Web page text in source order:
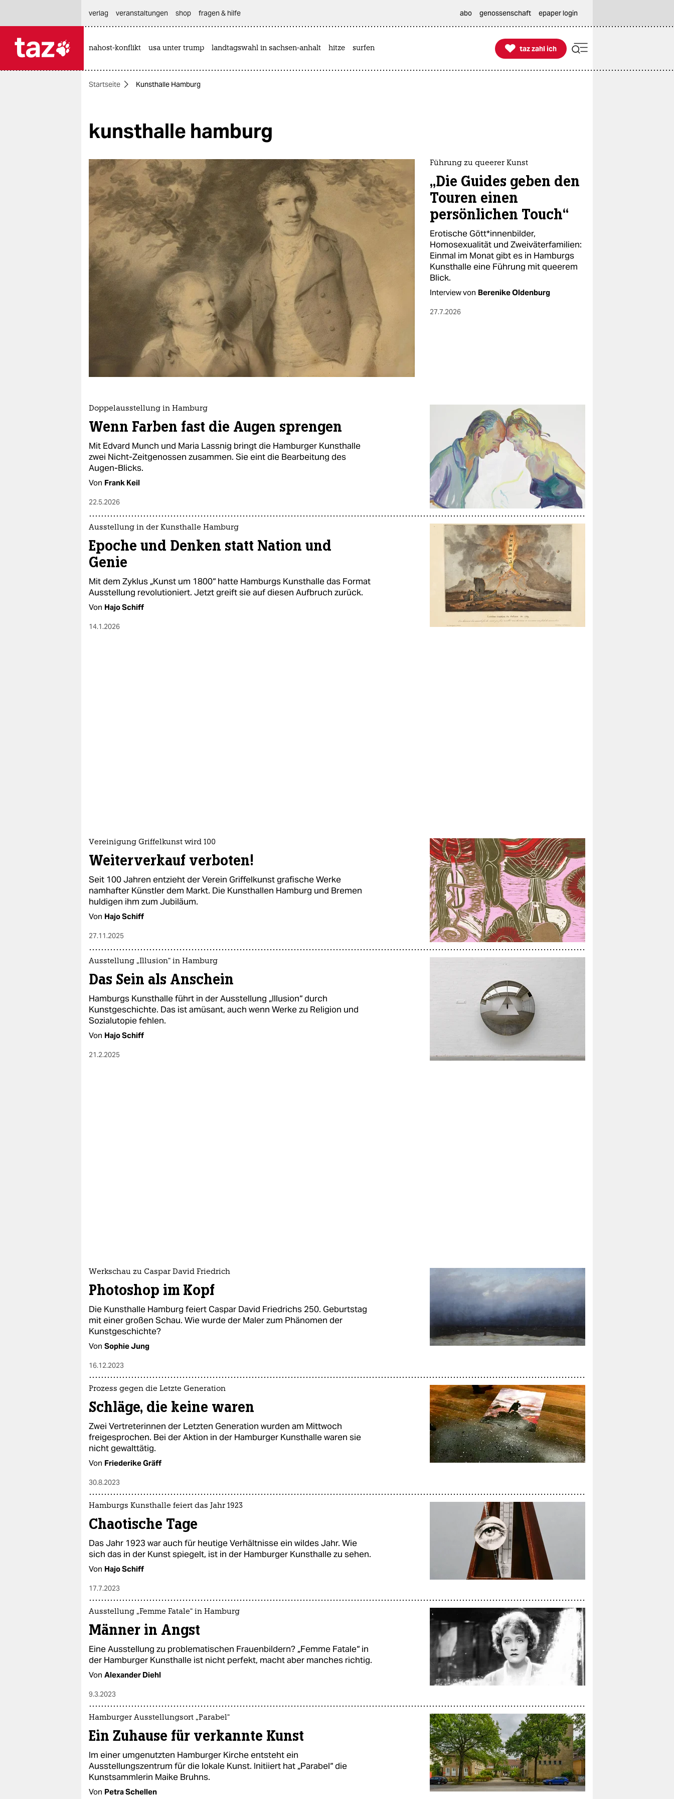
themen
öko
gesellschaft
kultur
sport
berlin
nord
wahrheit
verlag
abo
genossenschaft
epaper login
verlag
veranstaltungen shop fragen & hilfe abo genossenschaft epaper login
nahost-konflikt usa unter trump landtagswahl in sachsen-anhalt hitze surfen 
taz zahl ich
taz zahl ich
Startseite Kunsthalle Hamburg
kunsthalle hamburg
Führung zu queerer Kunst
„Die Guides geben den
Touren einen
persönlichen Touch“
Erotische Gött*innenbilder,
Homosexualität und Zweiväterfamilien:
Einmal im Monat gibt es in Hamburgs
Kunsthalle eine Führung mit queerem
Blick.
Interview von Berenike Oldenburg
27.7.2026
Doppelausstellung in Hamburg
Wenn Farben fast die Augen sprengen
Mit Edvard Munch und Maria Lassnig bringt die Hamburger Kunsthalle
zwei Nicht-Zeitgenossen zusammen. Sie eint die Bearbeitung des
Augen-Blicks.
Von Frank Keil
22.5.2026
Ausstellung in der Kunsthalle Hamburg
Epoche und Denken statt Nation und
Genie
Mit dem Zyklus „Kunst um 1800“ hatte Hamburgs Kunsthalle das Format
Ausstellung revolutioniert. Jetzt greift sie auf diesen Aufbruch zurück.
Von Hajo Schiff
14.1.2026
Vereinigung Griffelkunst wird 100
Weiterverkauf verboten!
Seit 100 Jahren entzieht der Verein Griffelkunst grafische Werke
namhafter Künstler dem Markt. Die Kunsthallen Hamburg und Bremen
huldigen ihm zum Jubiläum.
Von Hajo Schiff
27.11.2025
Ausstellung „Illusion“ in Hamburg
Das Sein als Anschein
Hamburgs Kunsthalle führt in der Ausstellung „Illusion“ durch
Kunstgeschichte. Das ist amüsant, auch wenn Werke zu Religion und
Sozialutopie fehlen.
Von Hajo Schiff
21.2.2025
Werkschau zu Caspar David Friedrich
Photoshop im Kopf
Die Kunsthalle Hamburg feiert Caspar David Friedrichs 250. Geburtstag
mit einer großen Schau. Wie wurde der Maler zum Phänomen der
Kunstgeschichte?
Von Sophie Jung
16.12.2023
Prozess gegen die Letzte Generation
Schläge, die keine waren
Zwei Vertreterinnen der Letzten Generation wurden am Mittwoch
freigesprochen. Bei der Aktion in der Hamburger Kunsthalle waren sie
nicht gewalttätig.
Von Friederike Gräff
30.8.2023
Hamburgs Kunsthalle feiert das Jahr 1923
Chaotische Tage
Das Jahr 1923 war auch für heutige Verhältnisse ein wildes Jahr. Wie
sich das in der Kunst spiegelt, ist in der Hamburger Kunsthalle zu sehen.
Von Hajo Schiff
17.7.2023
Ausstellung „Femme Fatale“ in Hamburg
Männer in Angst
Eine Ausstellung zu problematischen Frauenbildern? „Femme Fatale“ in
der Hamburger Kunsthalle ist nicht perfekt, macht aber manches richtig.
Von Alexander Diehl
9.3.2023
Hamburger Ausstellungsort „Parabel“
Ein Zuhause für verkannte Kunst
Im einer umgenutzten Hamburger Kirche entsteht ein
Ausstellungszentrum für die lokale Kunst. Initiiert hat „Parabel“ die
Kunstsammlerin Maike Bruhns.
Von Petra Schellen